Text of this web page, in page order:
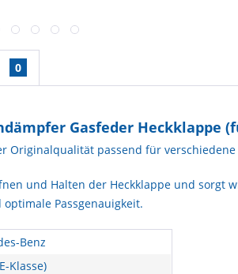
0
Gasfeder Heckklappe
Originalqualität passend für
und Halten der Heckklappe und sorgt
Passgenauigkeit.
Benz
Klasse)